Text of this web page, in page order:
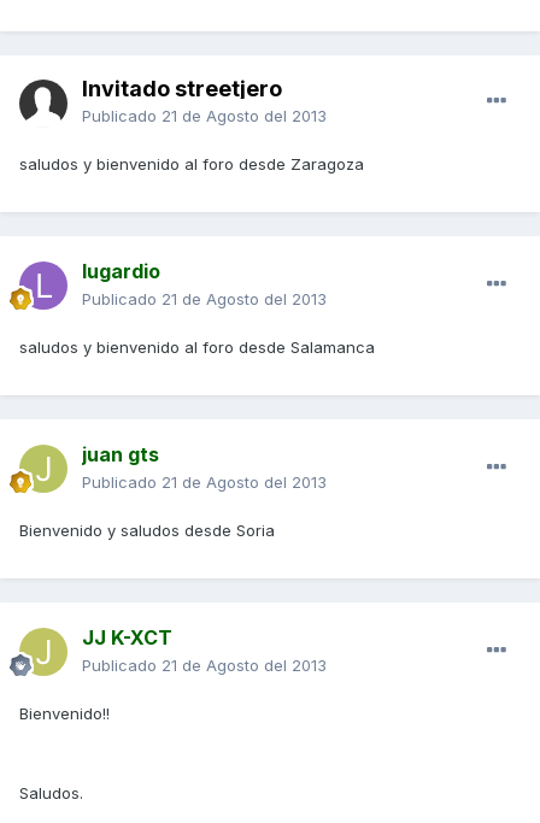
Invitado streetjero
Publicado 21 de Agosto del 2013
saludos y bienvenido al foro desde Zaragoza
lugardio
Publicado 21 de Agosto del 2013
saludos y bienvenido al foro desde Salamanca
juan gts
Publicado 21 de Agosto del 2013
Bienvenido y saludos desde Soria
JJ K-XCT
Publicado 21 de Agosto del 2013
Bienvenido!!
Saludos.